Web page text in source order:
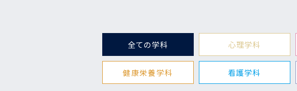
全ての学科 心理学科
健康栄養学科 看護学科